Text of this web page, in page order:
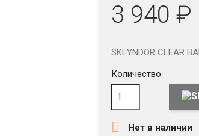
3 940 ₽
SKEYNDOR CLEAR
Количество
 Нет в наличии